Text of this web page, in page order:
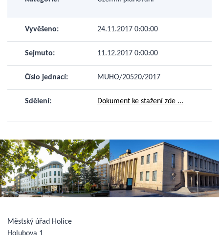
Vyvěšeno: 24.11.2017 0:00:00
Sejmuto: 11.12.2017 0:00:00
Číslo jednací: MUHO/20520/2017
Sdělení: Dokument ke stažení zde ...
Městský úřad Holice
Holubova 1